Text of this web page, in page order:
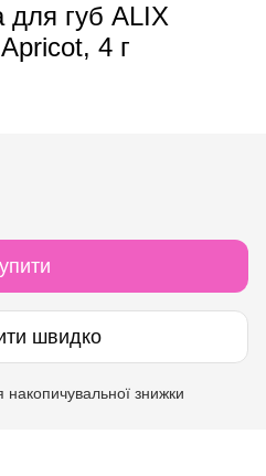
для губ ALIX
4 г
швидко
накопичувальної знижки